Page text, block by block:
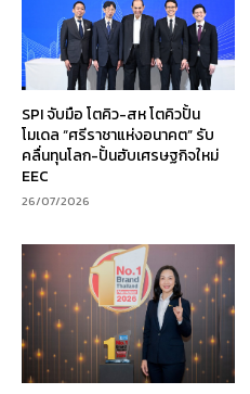
SPI จับมือ โตคิว-สห โตคิวปั้น
โมเดล “ศรีราชาแห่งอนาคต” รับ
คลื่นทุนโลก-ปั้นฮับเศรษฐกิจใหม่
EEC
26/07/2026